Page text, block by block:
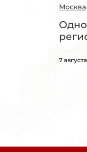
Москва
7